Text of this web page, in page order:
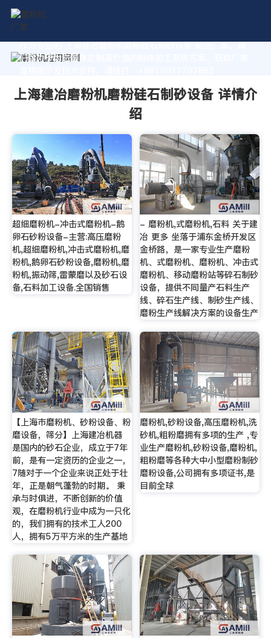
作为专业的 上海建冶磨粉机磨粉硅石制砂设备 制造厂家，我
们致力于为您量身定制高价值的粉体加工系统方案。获取厂家
上海建冶磨粉机磨粉硅石制砂设备 详情介
绍
超细磨粉机-冲击式磨粉机-鹅
卵石砂粉设备-主营:高压磨粉
机,超细磨粉机,冲击式磨粉机,磨
粉机,鹅卵石砂粉设备,磨粉机,磨
粉机,振动筛,雷蒙磨以及砂石设
备,石料加工设备.全国销售
- 磨粉机,式磨粉机,石料 关于建
冶 更多 坐落于浦东金桥开发区
金桥路，是一家专业生产磨粉
机、式磨粉机、磨粉机、冲击式
磨粉机、移动磨粉站等碎石制砂
设备，提供不同量产石料生产
线、碎石生产线、制砂生产线、
磨粉生产线解决方案的设备生产
【上海市磨粉机、砂粉设备、粉
磨设备，筛分】上海建冶机器
是国内的砂石企业，成立于7年
前，是有一定资历的企业之一，
7随对于一个企业来说正处于壮
年，正是朝气蓬勃的时期。 秉
承与时俱进，不断创新的价值
观，在磨粉机行业中成为一只化
的，我们拥有的技术工人200
人，拥有5万平方米的生产基地
磨粉机,砂粉设备,高压磨粉机,洗
砂机,粗粉磨拥有多项的生产 ,专
业生产磨粉机,砂粉设备,磨粉机,
粗粉磨等各种大中小型磨粉制砂
磨粉设备,公司拥有多项证书,是
目前全球